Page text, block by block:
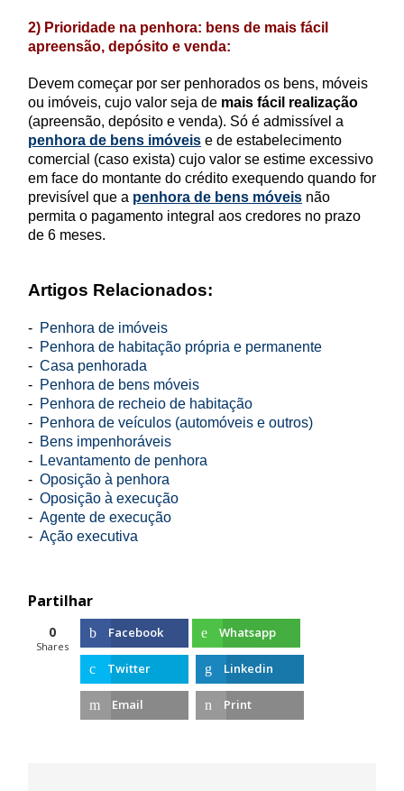
2) Prioridade na penhora: bens de mais fácil
apreensão, depósito e venda:
Devem começar por ser penhorados os bens, móveis
ou imóveis, cujo valor seja de mais fácil realização
(apreensão, depósito e venda). Só é admissível a
penhora de bens imóveis e de estabelecimento
comercial (caso exista) cujo valor se estime excessivo
em face do montante do crédito exequendo quando for
previsível que a penhora de bens móveis não
permita o pagamento integral aos credores no prazo
de 6 meses.
Artigos Relacionados:
- Penhora de imóveis
- Penhora de habitação própria e permanente
- Casa penhorada
- Penhora de bens móveis
- Penhora de recheio de habitação
- Penhora de veículos (automóveis e outros)
- Bens impenhoráveis
-
Levantamento de penhora
- Oposição à penhora
- Oposição à execução
- Agente de execução
- Ação executiva
Partilhar
0
Shares
Facebook Whatsapp
Twitter Linkedin
Email Print